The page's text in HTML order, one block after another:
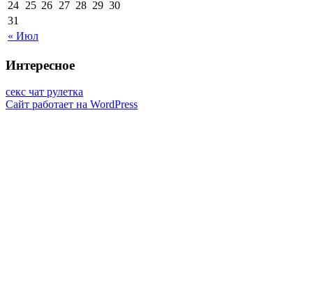
« Июл
24 25 26 27 28 29 30
31
Интересное
секс чат рулетка
Сайт работает на WordPress